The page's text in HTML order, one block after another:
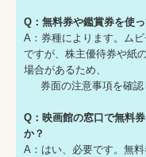
Q：無料券や鑑賞券を使
A：券種によります。ム
ですが、株主優待券や紙
場合があるため、
券面の注意事項を確認
Q：映画館の窓口で無料
か？
A：はい、必要です。無